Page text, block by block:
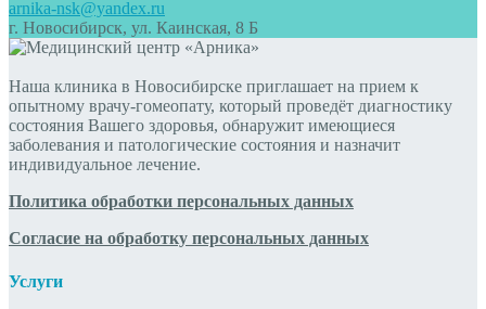
arnika-nsk@yandex.ru
г. Новосибирск, ул. Каинская, 8 Б
Наша клиника в Новосибирске приглашает на прием к
опытному врачу-гомеопату, который проведёт диагностику
состояния Вашего здоровья, обнаружит имеющиеся
заболевания и патологические состояния и назначит
индивидуальное лечение.
Политика обработки персональных данных
Согласие на обработку персональных данных
Услуги